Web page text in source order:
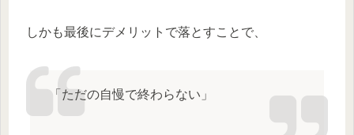
しかも最後にデメリットで落とすことで、
「ただの自慢で終わらない」